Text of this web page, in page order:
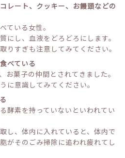
レート、クッキー、お饅頭などの
ている女性。
にし、血液をどろどろにします。
りすぎも注意してみてください。
べている
お菓子の仲間とされてきました。
に意識してみてください。
酵素を持っていないといわれてい
し、体内に入れていると、体内で
がそのごみ掃除に追われ疲れてし